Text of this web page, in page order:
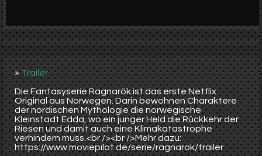
Video suchen
»Trailer
Die Fantasyserie Ragnarök ist das erste Netflix
Original aus Norwegen. Darin bewohnen Charaktere
der nordischen Mythologie die norwegische
Kleinstadt Edda, wo ein junger Held die Rückkehr der
Riesen und damit auch eine Klimakatastrophe
verhindern muss.<br /><br />Mehr dazu:
https://www.moviepilot.de/serie/ragnarok/trailer